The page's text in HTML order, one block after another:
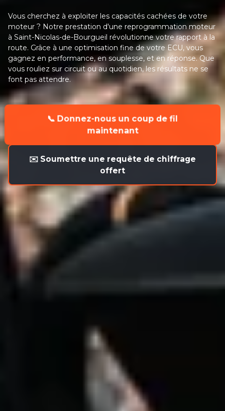
Vous cherchez à exploiter les capacités cachées de votre
moteur ? Notre prestation d'une reprogrammation moteur
à Saint-Nicolas-de-Bourgueil révolutionne votre rapport à la
route. Grâce à une optimisation fine de votre ECU, vous
gagnez en performance, en souplesse, et en réponse. Que
vous rouliez sur circuit ou au quotidien, les résultats ne se
font pas attendre.
📞 Donnez-nous un coup de fil
maintenant
✉️ Soumettre une requête de chiffrage
offert